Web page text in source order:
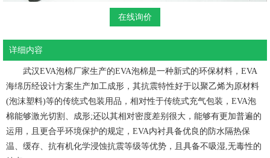
在线询价
详细内容
武汉EVA泡棉厂家生产的EVA泡棉是一种新式的环保材料，EVA
海绵历经设计方案生产加工成形，其抗震特性好于以聚乙烯为原材料
(泡沫塑料)等的传统式包装用品，相对性于传统式充气包装，EVA泡
棉能够激光切割、成形;还以其相对密度差别很大，能够有更加普遍的
运用，且更合乎环境保护的规定，EVA内衬具备优良的防水隔热保
温、缓存、抗有机化学浸蚀抗震等级等优势，且具备不吸湿,无毒性的